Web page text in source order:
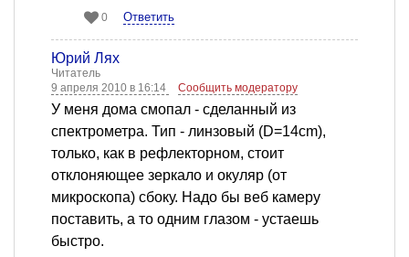
0 Ответить
Юрий Лях
Читатель
9 апреля 2010 в 16:14
Сообщить модератору
У меня дома смопал - сделанный из
спектрометра. Тип - линзовый (D=14cm),
только, как в рефлекторном, стоит
отклоняющее зеркало и окуляр (от
микроскопа) сбоку. Надо бы веб камеру
поставить, а то одним глазом - устаешь
быстро.